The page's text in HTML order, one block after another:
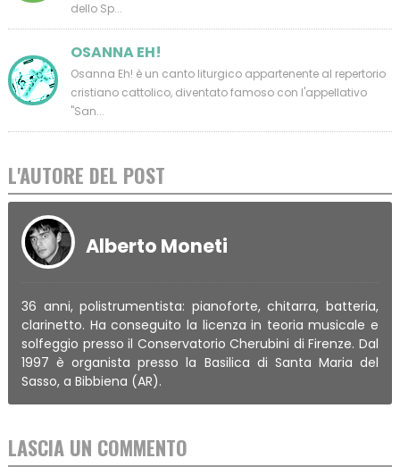
dello Sp...
OSANNA EH!
Osanna Eh! è un canto liturgico appartenente al repertorio
cristiano cattolico, diventato famoso con l'appellativo
"San...
L'AUTORE DEL POST
Alberto Moneti
36 anni, polistrumentista: pianoforte, chitarra, batteria,
clarinetto. Ha conseguito la licenza in teoria musicale e
solfeggio presso il Conservatorio Cherubini di Firenze. Dal
1997 è organista presso la Basilica di Santa Maria del
Sasso, a Bibbiena (AR).
LASCIA UN COMMENTO